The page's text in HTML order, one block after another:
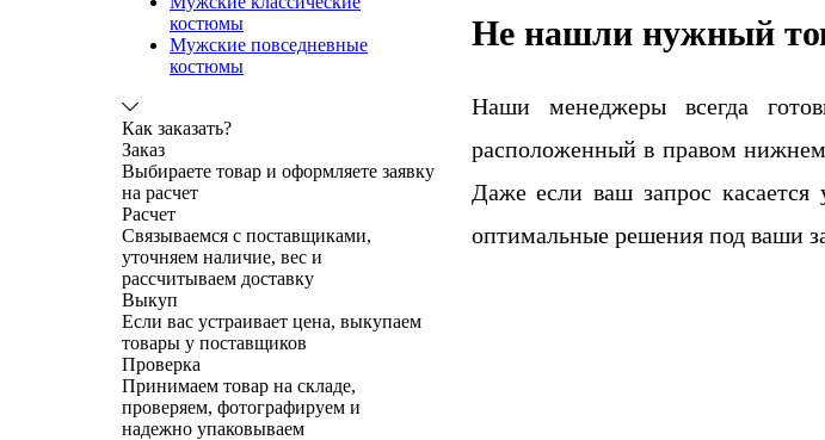
костюмы
Мужские повседневные
костюмы
Как заказать?
Заказ
Выбираете товар и оформляете заявку
на расчет
Расчет
Связываемся с поставщиками,
уточняем наличие, вес и
рассчитываем доставку
Выкуп
Если вас устраивает цена, выкупаем
товары у поставщиков
Проверка
Принимаем товар на складе,
проверяем, фотографируем и
надежно упаковываем
Не нашли нужный
Наши менеджеры всегда
расположенный в правом
Даже если ваш запрос
оптимальные решения под ваши